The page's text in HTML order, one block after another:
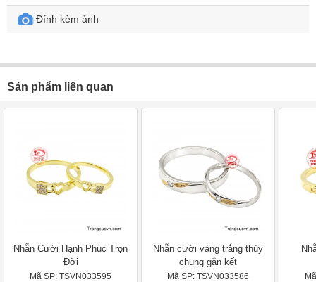
Đính kèm ảnh
Sản phẩm liên quan
Nhẫn Cưới Hạnh Phúc Trọn
Đời
Mã SP: TSVN033595
Nhẫn cưới vàng trắng thủy
chung gắn kết
Mã SP: TSVN033586